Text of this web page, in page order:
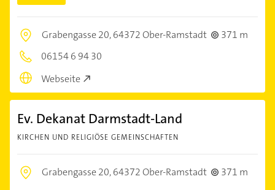
Grabengasse 20,64372 Ober-Ramstadt
371 m
06154 6 94 30
Webseite
Ev. Dekanat Darmstadt-Land
KIRCHEN UND RELIGIÖSE GEMEINSCHAFTEN
Grabengasse 20,64372 Ober-Ramstadt 371 m